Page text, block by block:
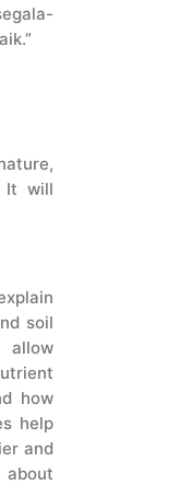
It will
soil
allow
how
help
and